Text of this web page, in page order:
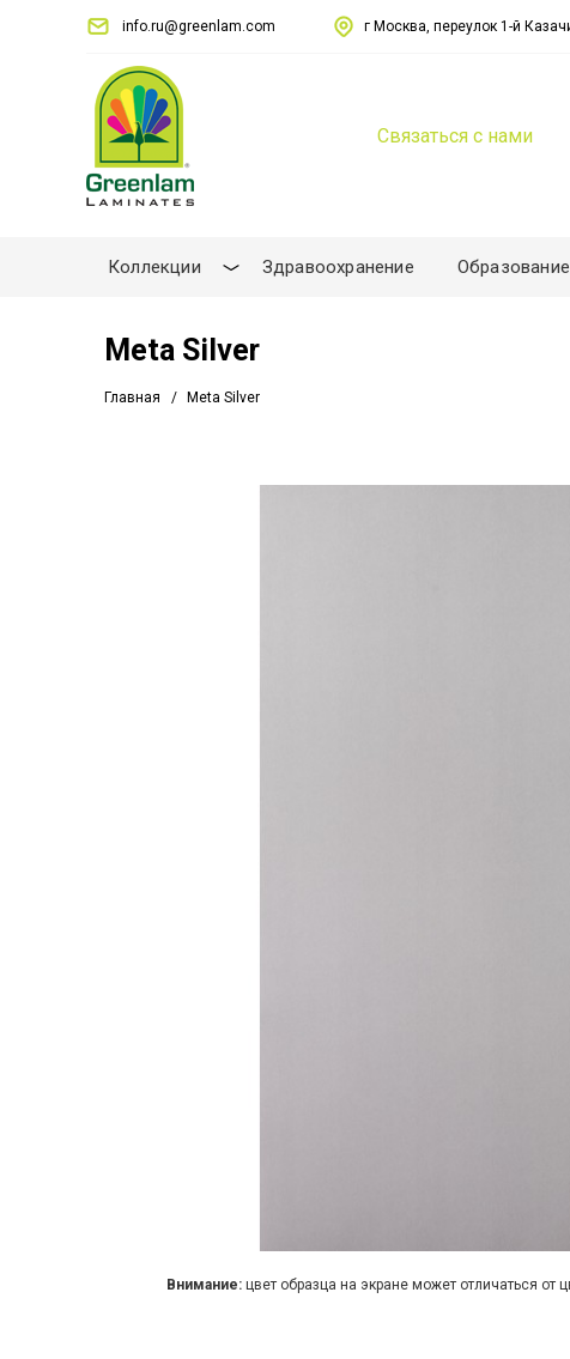
info.ru@greenlam.com г Москва, переулок 1-й
Связаться с нами
Коллекции Здравоохранение Образование
Meta Silver
Главная Meta Silver
Внимание:цвет образца на экране может отличаться от